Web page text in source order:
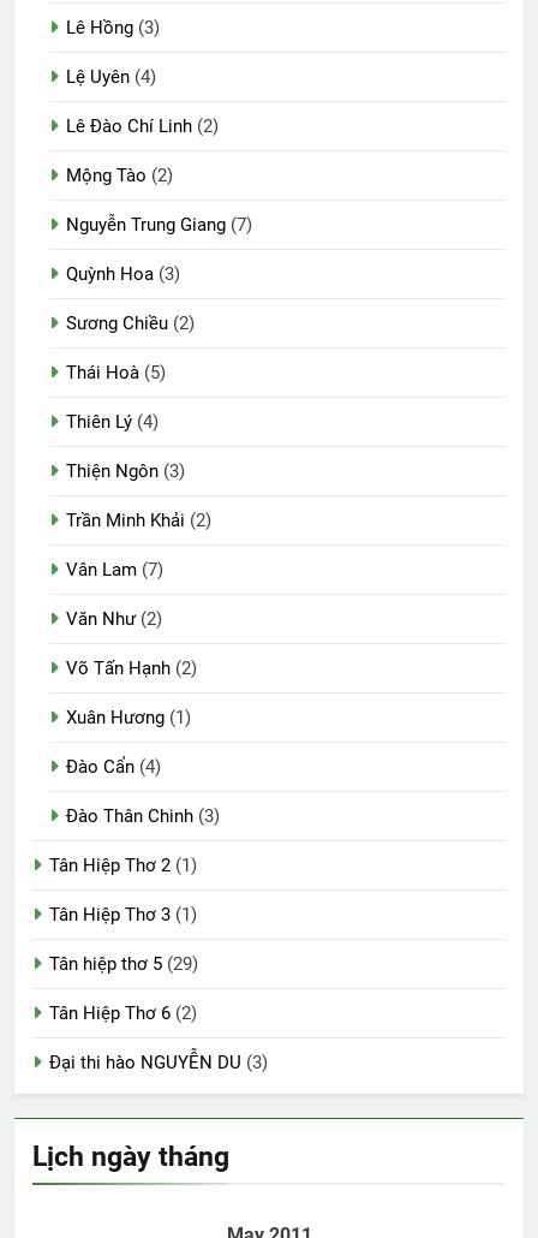
Lê Hồng (3)
Lệ Uyên (4)
Lê Đào Chí Linh (2)
Mộng Tào (2)
Nguyễn Trung Giang (7)
Quỳnh Hoa (3)
Sương Chiều (2)
Thái Hoà (5)
Thiên Lý (4)
Thiện Ngôn (3)
Trần Minh Khải (2)
Vân Lam (7)
Văn Như(2)
Võ Tấn Hạnh (2)
Xuân Hương (1)
Đào Cẩn (4)
Đào Thân Chinh (3)
Tân Hiệp Thơ 2 (1)
Tân Hiệp Thơ 3 (1)
Tân hiệp thơ 5 (29)
Tân Hiệp Thơ 6 (2)
Đại thi hào NGUYỄN DU (3)
Lịch ngày tháng